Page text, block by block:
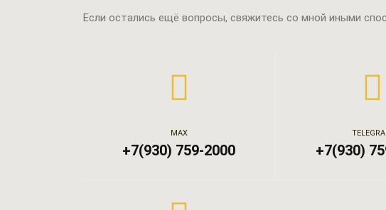
Если остались ещё вопросы, свяжитесь со мной иными
МАХ
+7(930) 759-2000 +7(930)